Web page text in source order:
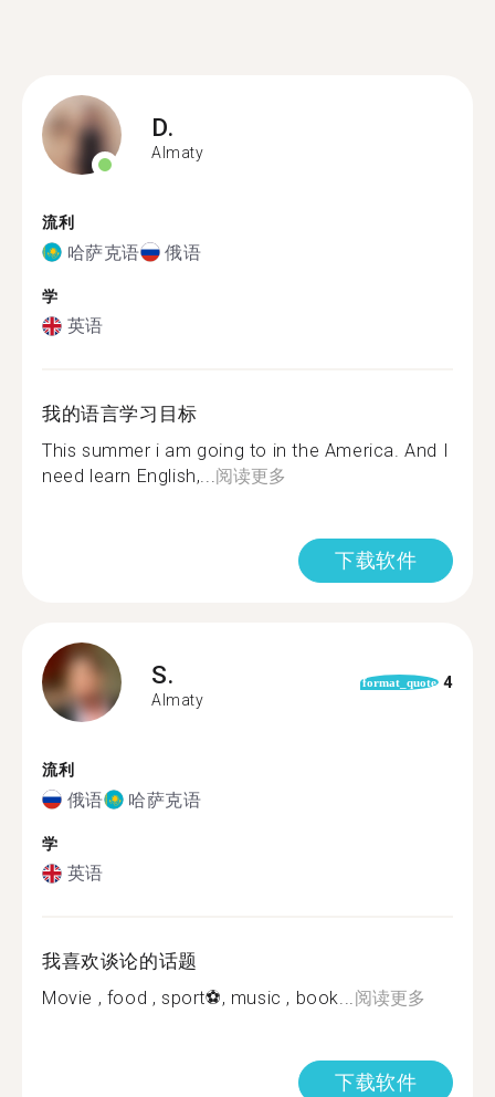
D.
Almaty
流利
哈萨克语 俄语
学
英语
我的语言学习目标
This summer i am going to in the America. And I
need learn English,...阅读更多
下载软件
S.
Almaty
format_quote 4
流利
俄语 哈萨克语
学
英语
我喜欢谈论的话题
Movie , food , sport⚽, music , book...阅读更多
下载软件